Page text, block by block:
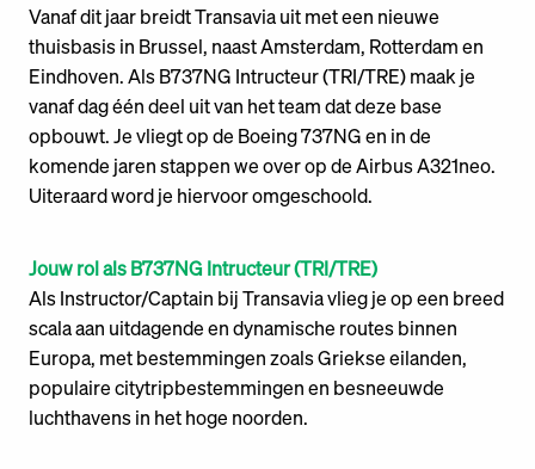
Vanaf dit jaar breidt Transavia uit met een nieuwe
thuisbasis in Brussel, naast Amsterdam, Rotterdam en
Eindhoven. Als B737NG Intructeur (TRI/TRE) maak je
vanaf dag één deel uit van het team dat deze base
opbouwt. Je vliegt op de Boeing 737NG en in de
komende jaren stappen we over op de Airbus A321neo.
Uiteraard word je hiervoor omgeschoold.
Jouw rol als B737NG Intructeur (TRI/TRE)
Als Instructor/Captain bij Transavia vlieg je op een breed
scala aan uitdagende en dynamische routes binnen
Europa, met bestemmingen zoals Griekse eilanden,
populaire citytripbestemmingen en besneeuwde
luchthavens in het hoge noorden.